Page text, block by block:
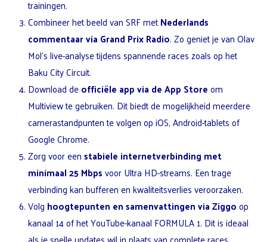
trainingen.
Combineer het beeld van SRF metNederlands
commentaar via Grand Prix Radio. Zo geniet je van Olav
Mol’s live-analyse tijdens spannende races zoals op het
Baku City Circuit.
Download deofficiële app via de App Storeom
Multiview te gebruiken. Dit biedt de mogelijkheid meerdere
camerastandpunten te volgen op iOS, Android-tablets of
Google Chrome.
Zorg voor eenstabiele internetverbinding met
minimaal 25 Mbpsvoor Ultra HD-streams. Een trage
verbinding kan bufferen en kwaliteitsverlies veroorzaken.
Volg hoogtepunten en samenvattingen via Ziggoop
kanaal 14 of het YouTube-kanaal FORMULA 1. Dit is ideaal